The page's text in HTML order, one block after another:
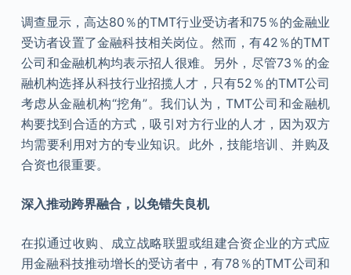
调查显示，高达80％的TMT行业受访者和75％的金融业
受访者设置了金融科技相关岗位。然而，有42％的TMT
公司和金融机构均表示招人很难。另外，尽管73％的金
融机构选择从科技行业招揽人才，只有52％的TMT公司
考虑从金融机构“挖角”。我们认为，TMT公司和金融机
构要找到合适的方式，吸引对方行业的人才，因为双方
均需要利用对方的专业知识。此外，技能培训、并购及
合资也很重要。
深入推动跨界融合，以免错失良机
在拟通过收购、成立战略联盟或组建合资企业的方式应
用金融科技推动增长的受访者中，有78％的TMT公司和